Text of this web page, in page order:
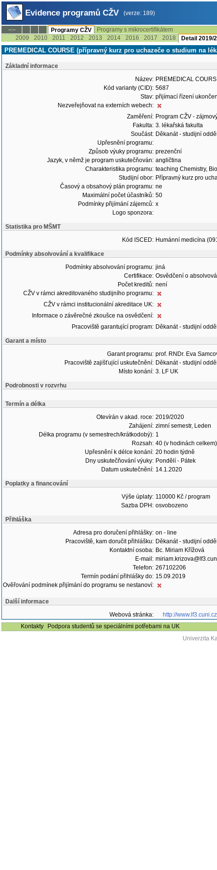
Evidence programů CŽV (verze: 189)
--:-- Programy CŽV
Programy s mikrocertifikátem
2009
2010 2011 2012 2013 2014 2016 2017 2018 Detail 2019/
PREMEDICAL COURSE (přípravný kurz pro uchazeče o studium na
Základní informace
Název: PREMEDICAL
Kód varianty (CID): 5687
Stav: přijímací řízení
Nezveřejňovat na externích webech:
Zaměření: Program CŽV -
Fakulta: 3. lékařská fakulta
Součást: Děkanát - studijní
Upřesnění programu:
Způsob výuky programu: prezenční
Jazyk, v němž je program uskutečňován: angličtina
Charakteristika programu: teaching Chemistry,
Studijní obor: Přípravný kurz pro
Časový a obsahový plán programu: ne
Maximální počet účastníků: 50
Podmínky přijímání zájemců: x
Logo sponzora:
Statistika pro MŠMT
Kód ISCED: Humánní medicína
Podmínky absolvování a kvalifikace
Podmínky absolvování programu: jiná
Certifikace: Osvědčení o
Počet kreditů: není
CŽV v rámci akreditovaného studijního programu:
CŽV v rámci institucionální akreditace UK:
Informace o závěrečné zkoušce na osvědčení:
Pracoviště garantující program: Děkanát - studijní
Garant a místo
Garant programu: prof. RNDr. Eva
Pracoviště zajišťující uskutečnění: Děkanát - studijní
Místo konání: 3. LF UK
Podrobnosti v rozvrhu
Termín a délka
Otevírán v akad. roce: 2019/2020
Zahájení: zimní semestr, Leden
Délka programu (v semestrech/krátkodobý): 1
Rozsah: 40 (v hodinách celkem)
Upřesnění k délce konání: 20 hodin týdně
Dny uskutečňování výuky: Pondělí - Pátek
Datum uskutečnění: 14.1.2020
Poplatky a financování
Výše úplaty: 110000 Kč / program
Sazba DPH: osvobozeno
Přihláška
Adresa pro doručení přihlášky: on - line
Pracoviště, kam doručit přihlášku: Děkanát - studijní
Kontaktní osoba: Bc. Miriam Křížová
E-mail:
Telefon: 267102206
Termín podání přihlášky do: 15.09.2019
Ověřování podmínek přijímání do programu se nestanoví:
Další informace
Webová stránka:
http://
Kontakty
Podpora studentů se speciálními potřebami na UK
Univerzita